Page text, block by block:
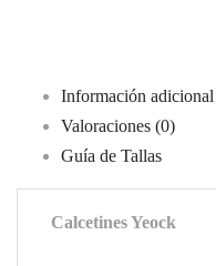
Información adicional
Valoraciones (0)
Guía de Tallas
Calcetines Yeock